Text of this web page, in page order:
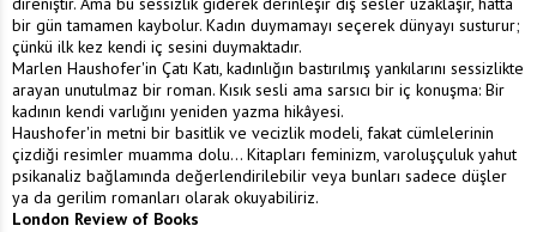
bir gün tamamen kaybolur. Kadın duymamayı seçerek dünyayı susturur;
çünkü ilk kez kendi iç sesini duymaktadır.
Marlen Haushofer'in Çatı Katı, kadınlığın bastırılmış yankılarını sessizlikte
arayan unutulmaz bir roman. Kısık sesli ama sarsıcı bir iç konuşma: Bir
kadının kendi varlığını yeniden yazma hikâyesi.
Haushofer'in metni bir basitlik ve vecizlik modeli, fakat cümlelerinin
çizdiği resimler muamma dolu... Kitapları feminizm, varoluşçuluk yahut
psikanaliz bağlamında değerlendirilebilir veya bunları sadece düşler
ya da gerilim romanları olarak okuyabiliriz.
London Review of Books